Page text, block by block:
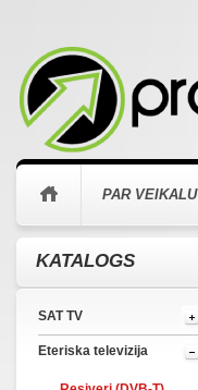
PAR VEIKALU
KATALOGS
SAT TV
Eteriska televizija